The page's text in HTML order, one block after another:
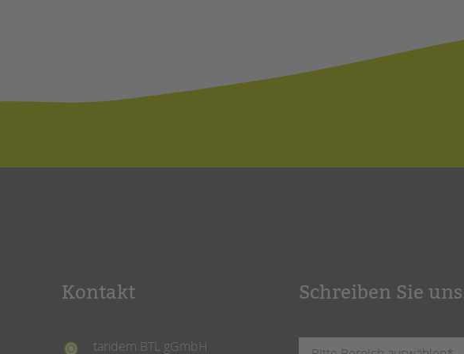
Kontakt
tandem BTL gGmbH
Schreiben Sie